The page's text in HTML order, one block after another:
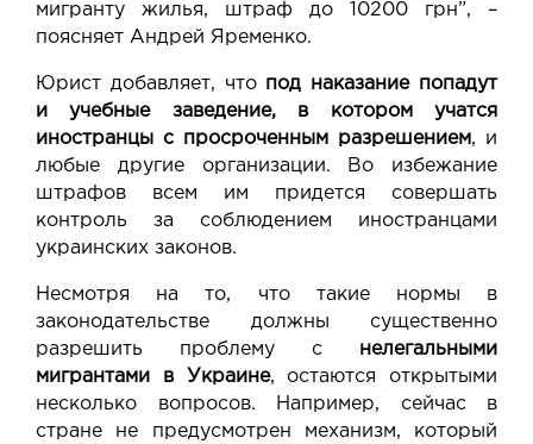
мигранту жилья, штраф до 10200 грн”, –
поясняет Андрей Яременко.
Юрист добавляет, что под наказание попадут
и учебные заведение, в котором учатся
иностранцы с просроченным разрешением, и
любые другие организации. Во избежание
штрафов всем им придется совершать
контроль за соблюдением иностранцами
украинских законов.
Несмотря на то, что такие нормы в
законодательстве должны существенно
разрешить проблему с нелегальными
мигрантами в Украине, остаются открытыми
несколько вопросов. Например, сейчас в
стране не предусмотрен механизм, который